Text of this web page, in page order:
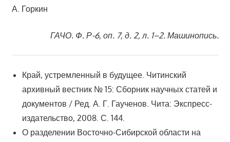
А. Горкин
ГАЧО. Ф. Р-6, оп. 7, д. 2, л. 1–2. Машинопись.
Край, устремленный в будущее. Читинский
архивный вестник № 15: Сборник научных статей и
документов / Ред. А. Г. Гаученов. Чита: Экспресс-
издательство, 2008. С. 144.
О разделении Восточно-Сибирской области на